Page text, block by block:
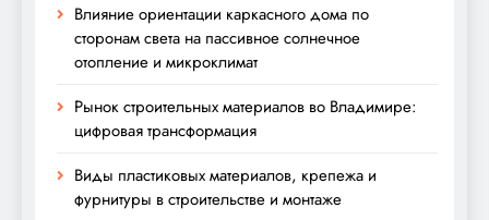
Влияние ориентации каркасного дома по
сторонам света на пассивное солнечное
отопление и микроклимат
Рынок строительных материалов во Владимире:
цифровая трансформация
Виды пластиковых материалов, крепежа и
фурнитуры в строительстве и монтаже